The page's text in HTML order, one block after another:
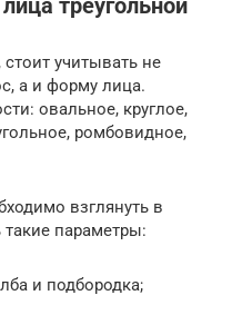
треугольной
учитывать не
а и форму лица.
овальное, круглое,
ромбовидное,
взглянуть в
такие параметры:
и подбородка;